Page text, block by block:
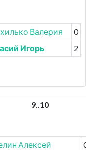
Валерия
0
Игорь
2
9..10
Алексей